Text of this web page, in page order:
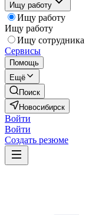
Ищу работу
Ищу работу
Ищу работу
Ищу сотрудника
Сервисы
Помощь
Ещё
Поиск
Новосибирск
Войти
Войти
Создать резюме